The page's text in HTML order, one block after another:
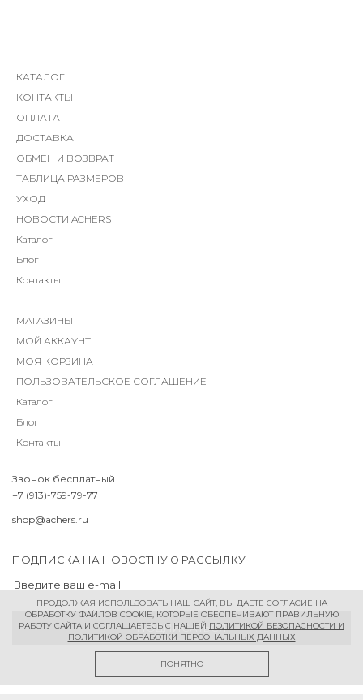
КАТАЛОГ
КОНТАКТЫ
ОПЛАТА
ДОСТАВКА
ОБМЕН И ВОЗВРАТ
ТАБЛИЦА РАЗМЕРОВ
УХОД
НОВОСТИ ACHERS
Каталог
Блог
Контакты
МАГАЗИНЫ
МОЙ АККАУНТ
МОЯ КОРЗИНА
ПОЛЬЗОВАТЕЛЬСКОЕ СОГЛАШЕНИЕ
Каталог
Блог
Контакты
Звонок бесплатный
+7 (913)-759-79-77
shop@achers.ru
ПОДПИСКА НА НОВОСТНУЮ РАССЫЛКУ
ПРОДОЛЖАЯ ИСПОЛЬЗОВАТЬ НАШ САЙТ, ВЫ ДАЕТЕ СОГЛАСИЕ НА
ОБРАБОТКУ ФАЙЛОВ COOKIE, КОТОРЫЕ ОБЕСПЕЧИВАЮТ ПРАВИЛЬНУЮ
РАБОТУ САЙТА И СОГЛАШАЕТЕСЬ С НАШЕЙ ПОЛИТИКОЙ БЕЗОПАСНОСТИ И
ПОЛИТИКОЙ ОБРАБОТКИ ПЕРСОНАЛЬНЫХ ДАННЫХ
ПОНЯТНО